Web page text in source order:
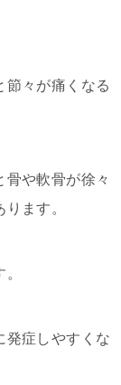
節々が痛くなる
や軟骨が徐々
ます。
発症しやすくな